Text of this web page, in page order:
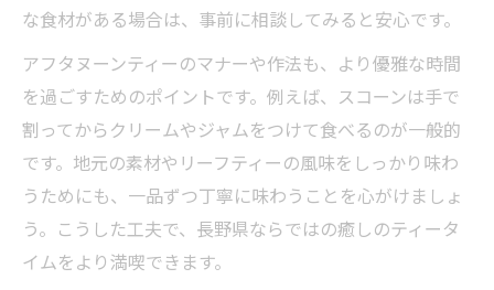
な食材がある場合は、事前に相談してみると安心です。
アフタヌーンティーのマナーや作法も、より優雅な時間
を過ごすためのポイントです。例えば、スコーンは手で
割ってからクリームやジャムをつけて食べるのが一般的
です。地元の素材やリーフティーの風味をしっかり味わ
うためにも、一品ずつ丁寧に味わうことを心がけましょ
う。こうした工夫で、長野県ならではの癒しのティータ
イムをより満喫できます。